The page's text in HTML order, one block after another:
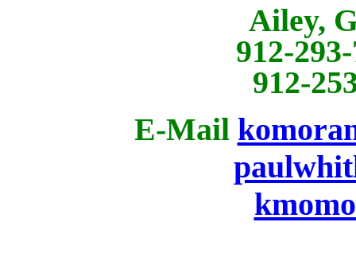
Ailey,
912-
912-
E-Mail